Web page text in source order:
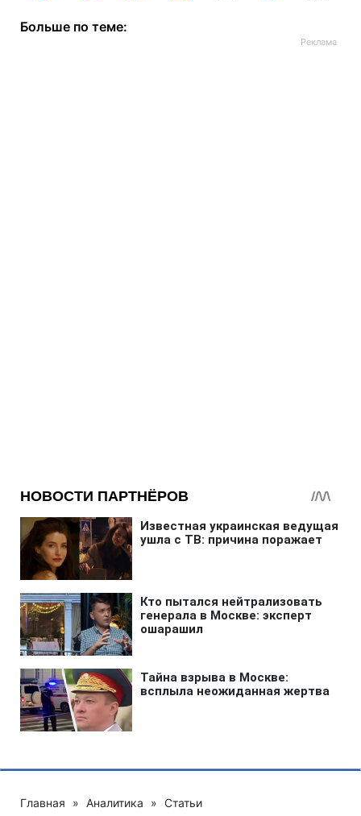
Больше по теме:
Главная » Аналитика » Статьи